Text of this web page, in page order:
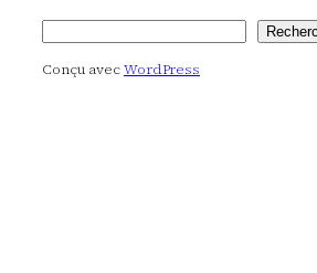
Rechercher
Conçu avecWordPress